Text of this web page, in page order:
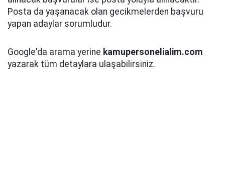
Posta da yaşanacak olan gecikmelerden başvuru
yapan adaylar sorumludur.
Google'da arama yerine kamupersonelialim.com
yazarak tüm detaylara ulaşabilirsiniz.